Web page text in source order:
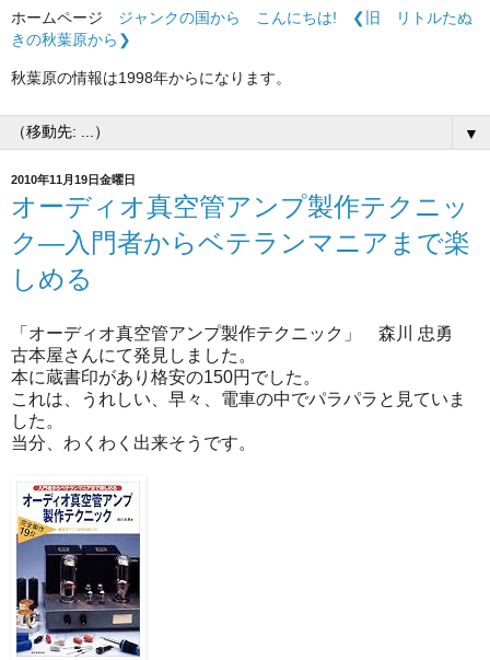
ホームページ ジャンクの国から こんにちは!
❮旧 リトルたぬ
きの秋葉原から❯
秋葉原の情報は1998年からになります。
▼
2010年11月19日金曜日
オーディオ真空管アンプ製作テクニッ
ク―入門者からベテランマニアまで楽
しめる
「オーディオ真空管アンプ製作テクニック」 森川 忠勇
古本屋さんにて発見しました。
本に蔵書印があり格安の150円でした。
これは、うれしい、早々、電車の中でパラパラと見ていま
した。
当分、わくわく出来そうです。